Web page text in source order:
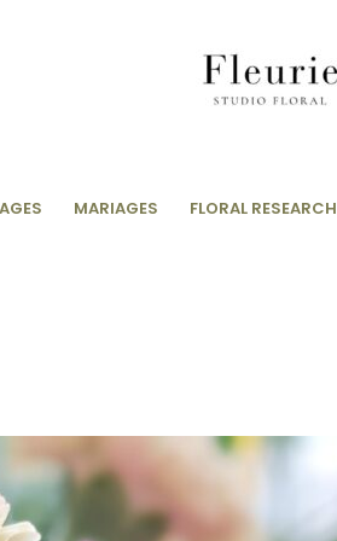
MARIAGES FLORAL RESEARCH